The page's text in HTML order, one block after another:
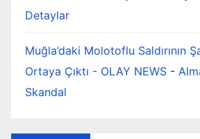
Detaylar
Muğla’daki Molotoflu Saldırının
Ortaya Çıktı - OLAY NEWS -
Skandal